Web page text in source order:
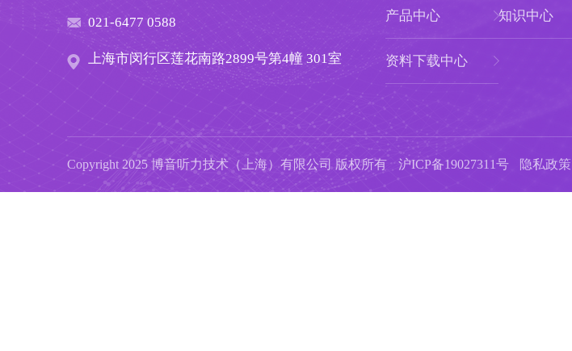
021-6477 0588
上海市闵行区莲花南路2899号第4幢 301室
产品中心
资料下载中心
知识中心
Copyright 2025 博音听力技术（上海）有限公司 版权所有 沪ICP备19027311号 隐私政策